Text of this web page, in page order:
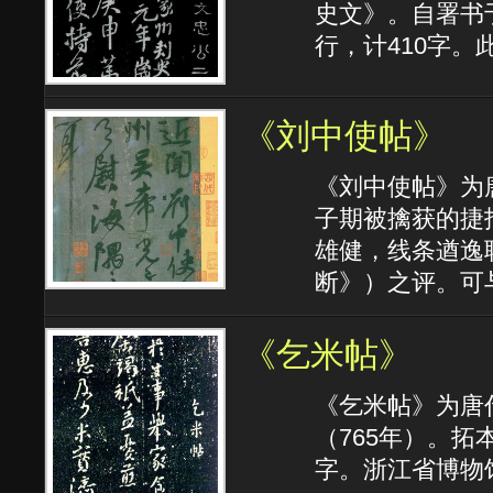
史文》。自署
行，计410字。
《刘中使帖》
《刘中使帖》
子期被擒获的捷
雄健，线条遒逸
断》）之评。
《乞米帖》
《乞米帖》为
（765年）。
字。浙江省博物